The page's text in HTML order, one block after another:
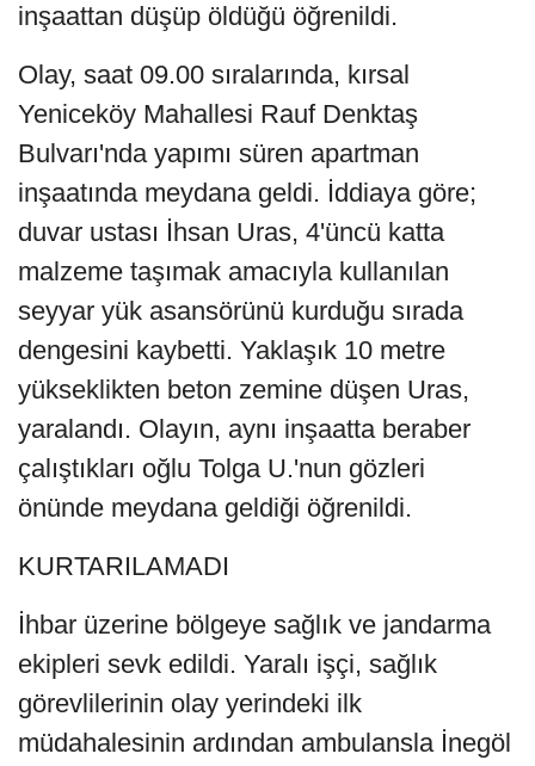
inşaattan düşüp öldüğü öğrenildi.
Olay, saat 09.00 sıralarında, kırsal
Yeniceköy Mahallesi Rauf Denktaş
Bulvarı'nda yapımı süren apartman
inşaatında meydana geldi. İddiaya göre;
duvar ustası İhsan Uras, 4'üncü katta
malzeme taşımak amacıyla kullanılan
seyyar yük asansörünü kurduğu sırada
dengesini kaybetti. Yaklaşık 10 metre
yükseklikten beton zemine düşen Uras,
yaralandı. Olayın, aynı inşaatta beraber
çalıştıkları oğlu Tolga U.'nun gözleri
önünde meydana geldiği öğrenildi.
KURTARILAMADI
İhbar üzerine bölgeye sağlık ve jandarma
ekipleri sevk edildi. Yaralı işçi, sağlık
görevlilerinin olay yerindeki ilk
müdahalesinin ardından ambulansla İnegöl